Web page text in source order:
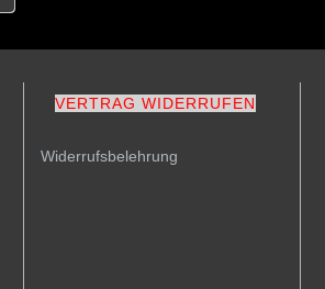
VERTRAG WIDERRUFEN
Widerrufsbelehrung